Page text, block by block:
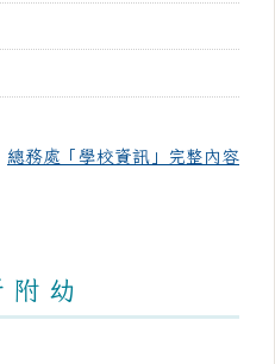
總務處「學校資訊」完整內容
附 幼